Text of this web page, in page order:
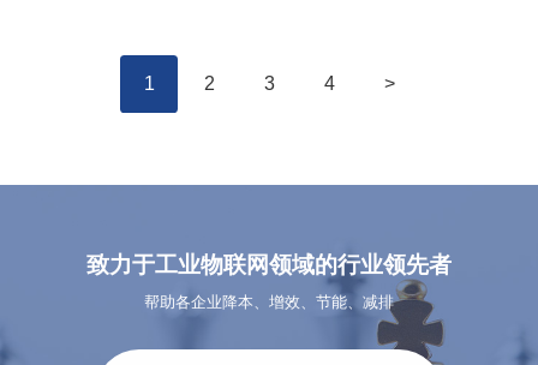
1 2 3 4 >
致力于工业物联网领域的行业领先者
帮助各企业降本、增效、节能、减排